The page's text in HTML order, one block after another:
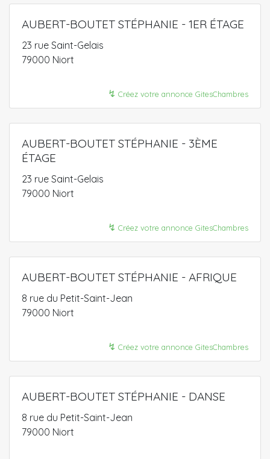
AUBERT-BOUTET STÉPHANIE - 1ER ÉTAGE
23 rue Saint-Gelais
79000 Niort
↯ Créez votre annonce GitesChambres
AUBERT-BOUTET STÉPHANIE - 3ÈME
ÉTAGE
23 rue Saint-Gelais
79000 Niort
↯ Créez votre annonce GitesChambres
AUBERT-BOUTET STÉPHANIE - AFRIQUE
8 rue du Petit-Saint-Jean
79000 Niort
↯ Créez votre annonce GitesChambres
AUBERT-BOUTET STÉPHANIE - DANSE
8 rue du Petit-Saint-Jean
79000 Niort